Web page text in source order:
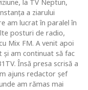
la TV Neptun,
a ziarului
am lucrat în paralel în
posturi de radio,
Mix FM. A venit apoi
am continuat să fac
Însă presa scrisă a
ajuns redactor şef
am rămas mai